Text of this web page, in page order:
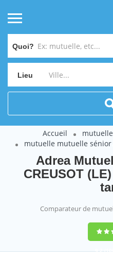
Quoi?
Lieu
Accueil
mutuelle mutuelle
Adrea
CREUSOT
Comparateur de
9,2